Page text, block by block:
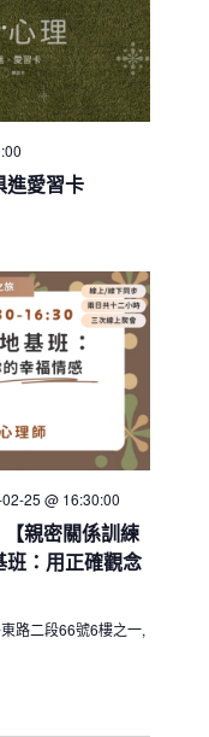
進愛習卡
親密關係訓練
：用正確觀念
25 @ 16:30:00
路二段66號6樓之一,